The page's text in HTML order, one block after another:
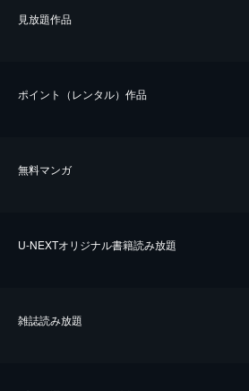
⾒放題作品
ポイント（レンタル）作品
無料マンガ
U-NEXTオリジナル書籍読み放題
雑誌読み放題